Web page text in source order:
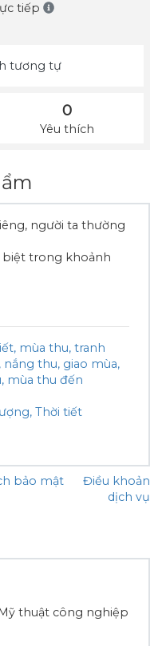
tiếp
tương tự
0
Yêu thích
người ta thường
biệt trong khoảnh
mùa thu tranh
nắng thu giao mùa
mùa thu đến
Thời tiết
bảo mật
Điều khoản
dịch vụ
thuật công nghiệp